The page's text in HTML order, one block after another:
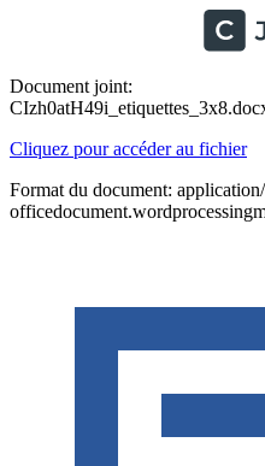
Document joint:
Cliquez pour accéder au fichier
Format du document: